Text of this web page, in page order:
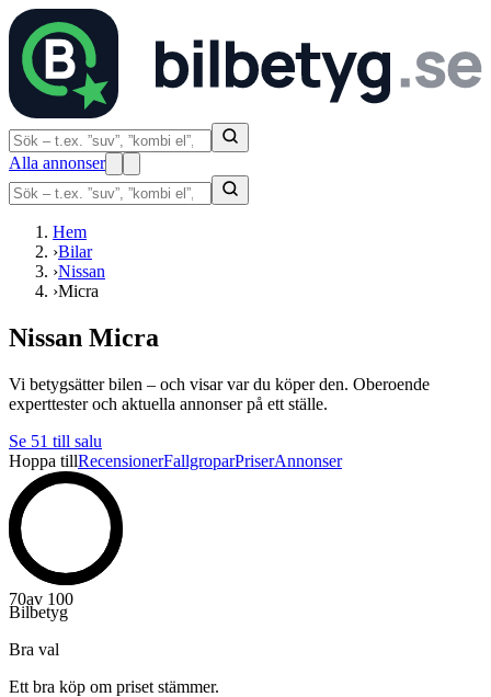
Alla annonser
Hem
›Bilar
›Nissan
›Micra
Nissan Micra
Vi betygsätter bilen – och visar var du köper den. Oberoende
experttester och aktuella annonser på ett ställe.
Se 51 till salu
Hoppa tillRecensionerFallgroparPriserAnnonser
70av 100
Bilbetyg
Bra val
Ett bra köp om priset stämmer.